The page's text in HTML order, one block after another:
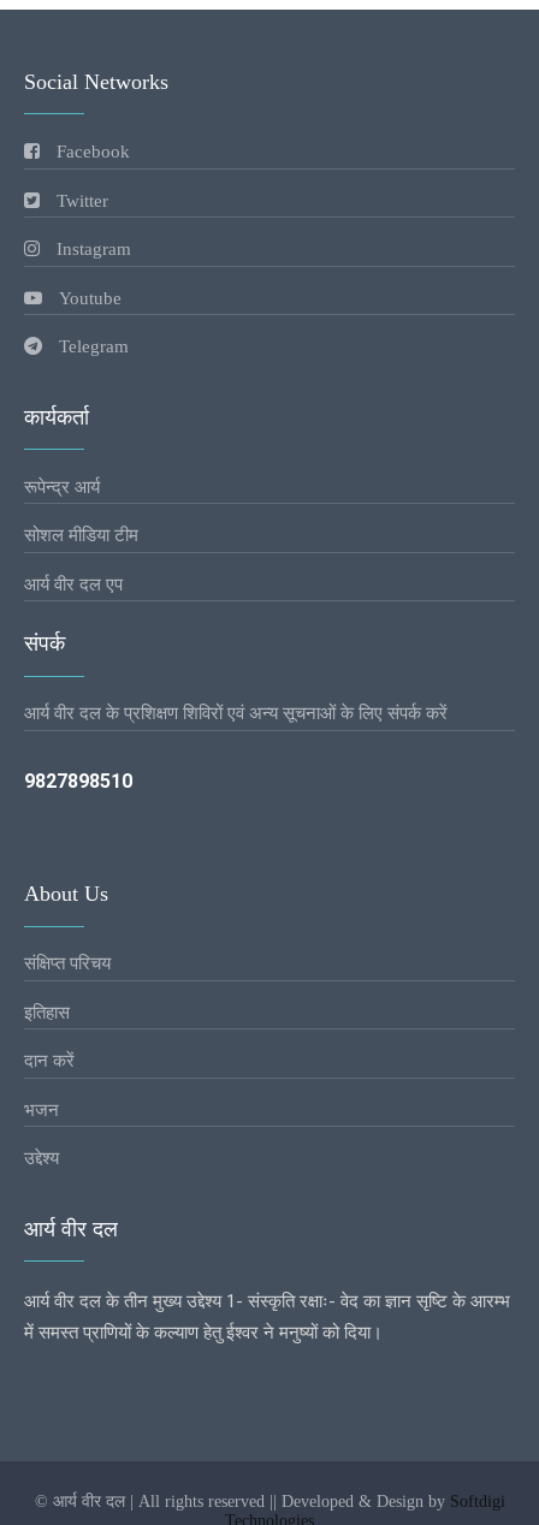
Social Networks
Facebook
Twitter
Instagram
Youtube
Telegram
कार्यकर्ता
रूपेन्द्र आर्य
सोशल मीडिया टीम
आर्य वीर दल एप
संपर्क
आर्य वीर दल के प्रशिक्षण शिविरों एवं अन्य सूचनाओं के लिए संपर्क करें
9827898510
About Us
संक्षिप्त परिचय
इतिहास
दान करें
भजन
उद्देश्य
आर्य वीर दल
आर्य वीर दल के तीन मुख्य उद्देश्य 1- संस्कृति रक्षाः- वेद का ज्ञान सृष्टि के आरम्भ
में समस्त प्राणियों के कल्याण हेतु ईश्वर ने मनुष्यों को दिया।
© आर्य वीर दल | All rights reserved || Developed & Design by Softdigi
Technologies